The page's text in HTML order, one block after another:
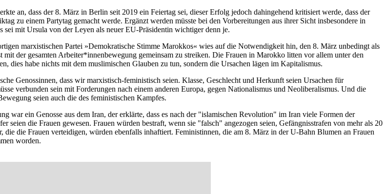
an, dass der 8. März in Berlin seit 2019 ein Feiertag sei, dieser Erfolg jedoch dahingehend kritisiert werde, dass der
zu einem Partytag gemacht werde. Ergänzt werden müsste bei den Vorbereitungen aus ihrer Sicht insbesondere in
mit Ursula von der Leyen als neuer EU-Präsidentin wichtiger denn je.
marxistischen Partei »Demokratische Stimme Marokkos« wies auf die Notwendigkeit hin, den 8. März unbedingt als
der gesamten Arbeiter*innenbewegung gemeinsam zu streiken. Die Frauen in Marokko litten vor allem unter den
dies habe nichts mit dem muslimischen Glauben zu tun, sondern die Ursachen lägen im Kapitalismus.
Genossinnen, dass wir marxistisch-feministisch seien. Klasse, Geschlecht und Herkunft seien Ursachen für
verbunden sein mit Forderungen nach einem anderen Europa, gegen Nationalismus und Neoliberalismus. Und die
seien auch die des feministischen Kampfes.
war ein Genosse aus dem Iran, der erklärte, dass es nach der "islamischen Revolution" im Iran viele Formen der
seien die Frauen gewesen. Frauen würden bestraft, wenn sie "falsch" angezogen seien, Gefängnisstrafen von mehr als 20
die die Frauen verteidigen, würden ebenfalls inhaftiert. Feministinnen, die am 8. März in der U-Bahn Blumen an Frauen
worden.